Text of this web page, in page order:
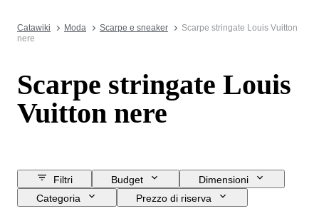
Catawiki Moda Scarpe e sneaker
Scarpe stringate Louis Vuitton
nere
Scarpe stringate Louis
Vuitton nere
Filtri Budget
Dimensioni
Categoria
Prezzo di riserva